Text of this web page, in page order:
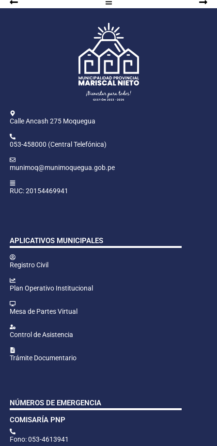
Calle Ancash 275 Moquegua
053-458000 (Central Telefónica)
munimoq@munimoquegua.gob.pe
RUC: 20154469941
APLICATIVOS MUNICIPALES
Registro Civil
Plan Operativo Institucional
Mesa de Partes Virtual
Control de Asistencia
Trámite Documentario
NÚMEROS DE EMERGENCIA
COMISARÍA PNP
Fono: 053-4613941